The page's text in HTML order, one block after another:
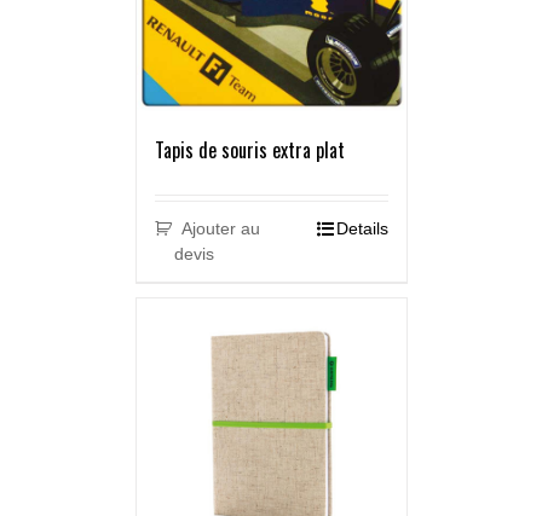
Tapis de souris extra plat
Ajouter au
devis
Details